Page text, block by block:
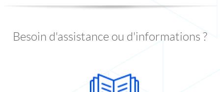
Besoin d'assistance ou d'informations ?